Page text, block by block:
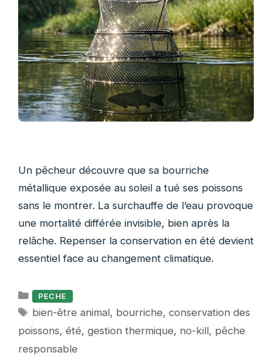
Un pêcheur découvre que sa bourriche
métallique exposée au soleil a tué ses poissons
sans le montrer. La surchauffe de l’eau provoque
une mortalité différée invisible, bien après la
relâche. Repenser la conservation en été devient
essentiel face au changement climatique.
Catégories
PECHE
Étiquettes
bien-être animal, bourriche,conservation des
poissons, été, gestion thermique, no-kill, pêche
responsable